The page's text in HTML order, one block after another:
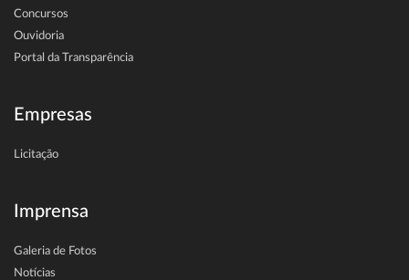
Concursos
Ouvidoria
Portal da Transparência
Empresas
Licitação
Imprensa
Galeria de Fotos
Notícias